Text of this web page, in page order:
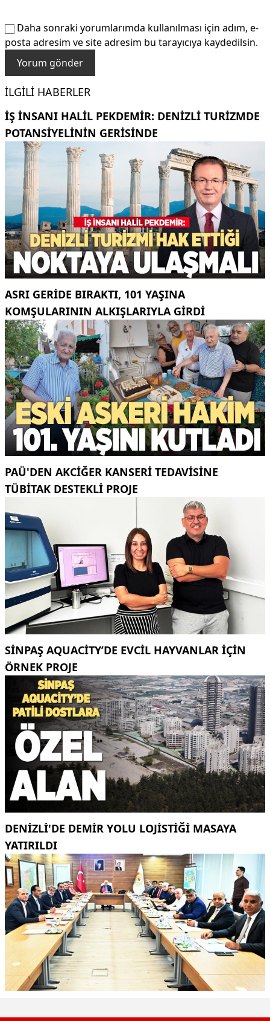
Daha sonraki yorumlarımda kullanılması için adım, e-
posta adresim ve site adresim bu tarayıcıya kaydedilsin.
İLGILI HABERLER
İŞ INSANI HALIL PEKDEMIR: DENIZLI TURIZMDE
POTANSIYELININ GERISINDE
ASRI GERIDE BIRAKTI, 101 YAŞINA
KOMŞULARININ ALKIŞLARIYLA GIRDI
PAÜ'DEN AKCİĞER KANSERİ TEDAVİSİNE
TÜBİTAK DESTEKLİ PROJE
SINPAŞ AQUACITY’DE EVCIL HAYVANLAR IÇIN
ÖRNEK PROJE
DENİZLİ'DE DEMİR YOLU LOJİSTİĞİ MASAYA
YATIRILDI